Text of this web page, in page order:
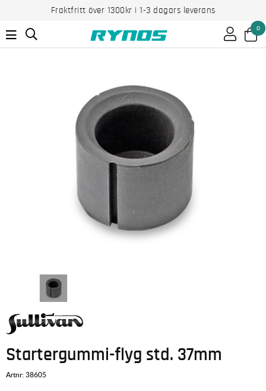
Fraktfritt över 1300kr | 1-3 dagars leverans
0
Startergummi-flyg std. 37mm
Artnr:38605